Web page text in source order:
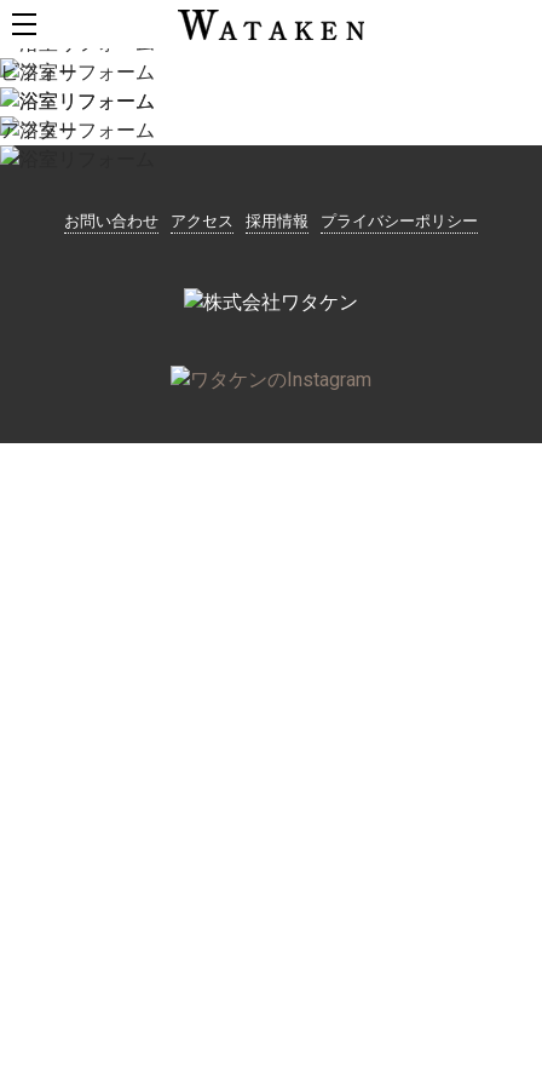
浴室リフォーム
ビフォー
アフター
お問い合わせ アクセス 採用情報 プライバシーポリシー